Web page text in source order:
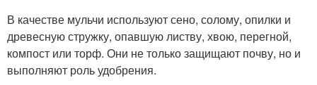
В качестве мульчи используют сено, солому, опилки и
древесную стружку, опавшую листву, хвою, перегной,
компост или торф. Они не только защищают почву, но и
выполняют роль удобрения.